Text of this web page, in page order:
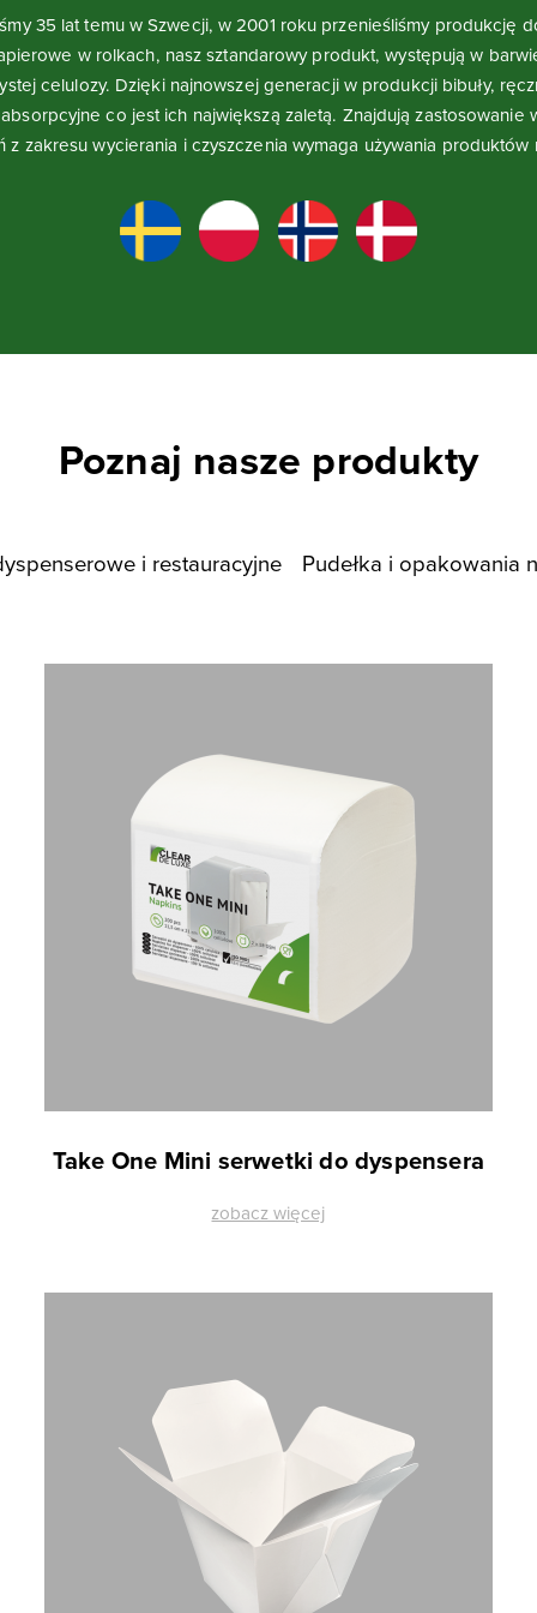
35 lat temu w Szwecji, w 2001 roku przenieśliśmy produkcję
w rolkach, nasz sztandarowy produkt, występują w
celulozy. Dzięki najnowszej generacji w produkcji bibuły,
co jest ich największą zaletą. Znajdują zastosowanie
z zakresu wycierania i czyszczenia wymaga używania produktów
Poznaj nasze produkty
i restauracyjne Pudełka i opakowania
Take One Mini serwetki do dyspensera
zobacz więcej